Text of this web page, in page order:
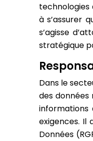
technologies
à s’assurer
s’agisse
stratégique
Dans le
des données
informations
exigences. Il
Données